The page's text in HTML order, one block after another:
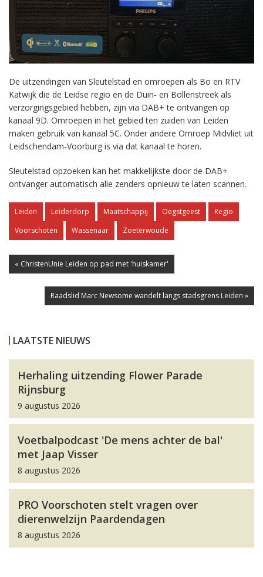
De uitzendingen van Sleutelstad en omroepen als Bo en RTV
Katwijk die de Leidse regio en de Duin- en Bollenstreek als
verzorgingsgebied hebben, zijn via DAB+ te ontvangen op
kanaal 9D. Omroepen in het gebied ten zuiden van Leiden
maken gebruik van kanaal 5C. Onder andere Omroep Midvliet uit
Leidschendam-Voorburg is via dat kanaal te horen.
Sleutelstad opzoeken kan het makkelijkste door de DAB+
ontvanger automatisch alle zenders opnieuw te laten scannen.
Leiden Leiderdorp Maatschappij Oegstgeest
Regio
Voorschoten
Wassenaar Zoeterwoude
« ChristenUnie Leiden op pad met 'huiskamer'
Raadslid Marc Newsome wandelt langs stadsgrens Leiden »
LAATSTE NIEUWS
Herhaling uitzending Flower Parade
Rijnsburg
9 augustus 2026
Voetbalpodcast 'De mens achter de bal'
met Jaap Visser
8 augustus 2026
PRO Voorschoten stelt vragen over
dierenwelzijn Paardendagen
8 augustus 2026